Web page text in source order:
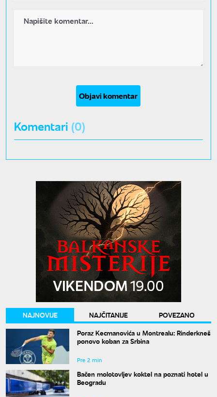
Objavi komentar
Komentari (0)
NAJNOVIJE NAJČITANIJE
POVEZANO
Poraz Kecmanovića u Montrealu: Rinderkneš
ponovo koban za Srbina
Pre 2 min
Bačen molotovljev koktel na poznati hotel u
Beogradu